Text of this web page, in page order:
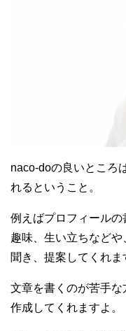
naco-doの良いところ
れるということ。
例えばプロフィール
趣味、生い立ちなど
聞き、提案してくれま
文章を書くのが苦手
作成してくれますよ。